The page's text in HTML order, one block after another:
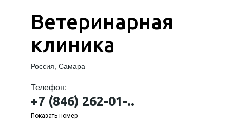
Ветеринарная
клиника
Россия, Самара
Телефон:
+7 (846) 262-01-..
Показать номер